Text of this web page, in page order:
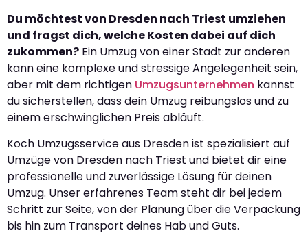
Du möchtest von Dresden nach Triest umziehen
und fragst dich, welche Kosten dabei auf dich
zukommen? Ein Umzug von einer Stadt zur anderen
kann eine komplexe und stressige Angelegenheit sein,
aber mit dem richtigen Umzugsunternehmen kannst
du sicherstellen, dass dein Umzug reibungslos und zu
einem erschwinglichen Preis abläuft.
Koch Umzugsservice aus Dresden ist spezialisiert auf
Umzüge von Dresden nach Triest und bietet dir eine
professionelle und zuverlässige Lösung für deinen
Umzug. Unser erfahrenes Team steht dir bei jedem
Schritt zur Seite, von der Planung über die Verpackung
bis hin zum Transport deines Hab und Guts.